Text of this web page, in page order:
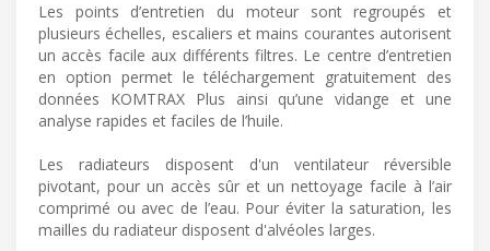
Les points d’entretien du moteur sont regroupés et
plusieurs échelles, escaliers et mains courantes autorisent
un accès facile aux différents filtres. Le centre d’entretien
en option permet le téléchargement gratuitement des
données KOMTRAX Plus ainsi qu’une vidange et une
analyse rapides et faciles de l’huile.
Les radiateurs disposent d'un ventilateur réversible
pivotant, pour un accès sûr et un nettoyage facile à l’air
comprimé ou avec de l’eau. Pour éviter la saturation, les
mailles du radiateur disposent d'alvéoles larges.